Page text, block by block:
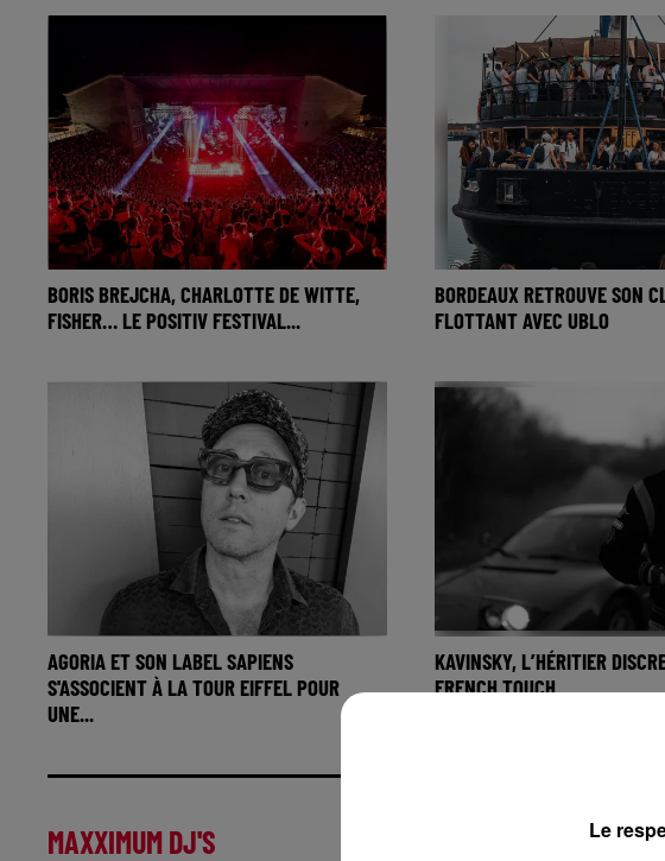
BORIS BREJCHA, CHARLOTTE DE WITTE,
FISHER… LE POSITIV FESTIVAL...
BORDEAUX RETROUVE SON
FLOTTANT AVEC UBLO
AGORIA ET SON LABEL SAPIENS
S'ASSOCIENT À LA TOUR EIFFEL POUR
UNE...
KAVINSKY, L’HÉRITIER
FRENCH TOUCH
MAXXIMUM DJ'S Le